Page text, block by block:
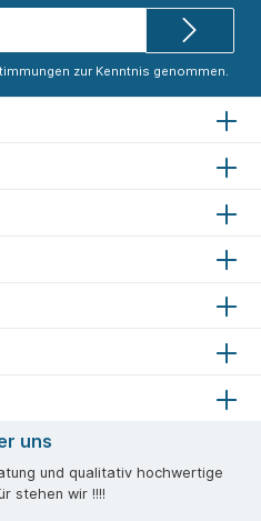
zur Kenntnis genommen.
uns
und qualitativ hochwertige
stehen wir !!!!